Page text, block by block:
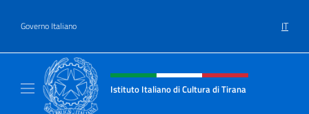
Governo Italiano IT
Intestazione sito, social e menù
Istituto Italiano di Cultura di Tirana